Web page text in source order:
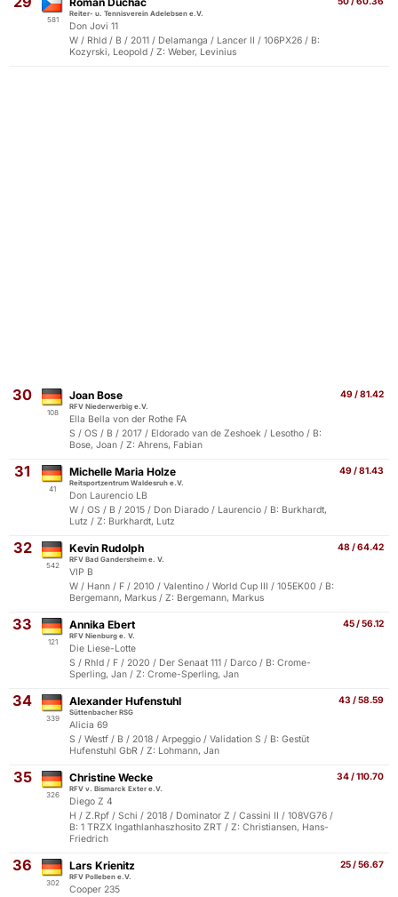
581
Reiter- u. Tennisverein Adelebsen e.V.
Don Jovi 11
W / Rhld / B / 2011 / Delamanga / Lancer II / 106PX26 / B:
Kozyrski, Leopold / Z: Weber, Levinius
30
108
49 / 81.42
Joan Bose
RFV Niederwerbig e.V.
Ella Bella von der Rothe FA
S / OS / B / 2017 / Eldorado van de Zeshoek / Lesotho / B:
Bose, Joan / Z: Ahrens, Fabian
31
41
49 / 81.43
Michelle Maria Holze
Reitsportzentrum Waldesruh e.V.
Don Laurencio LB
W / OS / B / 2015 / Don Diarado / Laurencio / B: Burkhardt,
Lutz / Z: Burkhardt, Lutz
32
542
48 / 64.42
Kevin Rudolph
RFV Bad Gandersheim e. V.
VIP B
W / Hann / F / 2010 / Valentino / World Cup III / 105EK00 / B:
Bergemann, Markus / Z: Bergemann, Markus
33
121
45 / 56.12
Annika Ebert
RFV Nienburg e. V.
Die Liese-Lotte
S / Rhld / F / 2020 / Der Senaat 111 / Darco / B: Crome-
Sperling, Jan / Z: Crome-Sperling, Jan
34
339
43 / 58.59
Alexander Hufenstuhl
Süttenbacher RSG
Alicia 69
S / Westf / B / 2018 / Arpeggio / Validation S / B: Gestüt
Hufenstuhl GbR / Z: Lohmann, Jan
35
326
34 / 110.70
Christine Wecke
RFV v. Bismarck Exter e.V.
Diego Z 4
H / Z.Rpf / Schi / 2018 / Dominator Z / Cassini II / 108VG76 /
B: 1 TRZX Ingathlanhaszhosito ZRT / Z: Christiansen, Hans-
Friedrich
36
302
25 / 56.67
Lars Krienitz
RFV Polleben e.V.
Cooper 235